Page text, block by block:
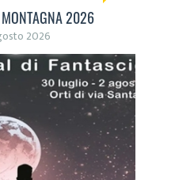
2026
2026